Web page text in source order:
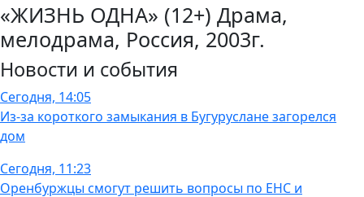
«ЖИЗНЬ ОДНА» (12+) Драма,
мелодрама, Россия, 2003г.
Новости и события
Сегодня, 14:05
Из-за короткого замыкания в Бугуруслане загорелся
дом
Сегодня, 11:23
Оренбуржцы смогут решить вопросы по ЕНС и